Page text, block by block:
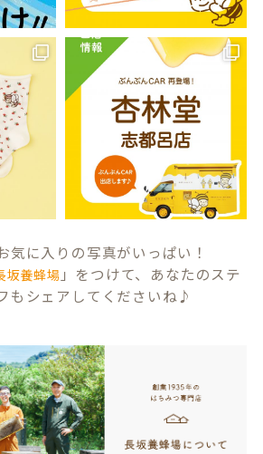
気に入りの写真がいっぱい！
坂養蜂場 」をつけて、あなたのステ
もシェアしてくださいね♪